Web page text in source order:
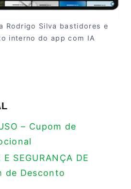
Rodrigo Silva bastidores e
interno do app com IA
– Cupom de
E SEGURANÇA DE
de Desconto